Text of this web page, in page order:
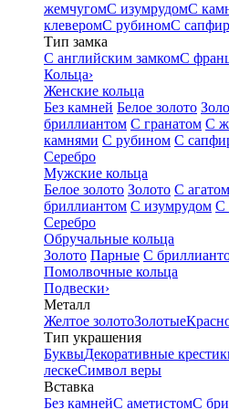
жемчугомС изумрудомС
клеверомС рубиномС
Тип замка
С английским замкомС
Кольца›
Женские кольца
Без камней Белое золото
бриллиантом С гранатом С
камнями С рубином С
Серебро
Мужские кольца
Белое золото Золото С агатом
бриллиантом С изумрудом С
Серебро
Обручальные кольца
Золото Парные С
Помолвочные кольца
Подвески›
Металл
Желтое золотоЗолотые
Тип украшения
БуквыДекоративные
лескеСимвол веры
Вставка
Без камнейС аметистомС